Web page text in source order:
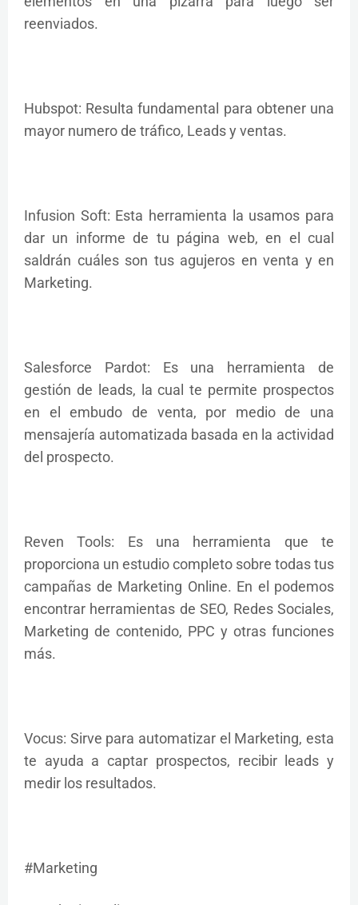
reenviados.
Hubspot: Resulta fundamental para obtener una
mayor numero de tráfico, Leads y ventas.
Infusion Soft: Esta herramienta la usamos para
dar un informe de tu página web, en el cual
saldrán cuáles son tus agujeros en venta y en
Marketing.
Salesforce Pardot: Es una herramienta de
gestión de leads, la cual te permite prospectos
en el embudo de venta, por medio de una
mensajería automatizada basada en la actividad
del prospecto.
Reven Tools: Es una herramienta que te
proporciona un estudio completo sobre todas tus
campañas de Marketing Online. En el podemos
encontrar herramientas de SEO, Redes Sociales,
Marketing de contenido, PPC y otras funciones
más.
Vocus: Sirve para automatizar el Marketing, esta
te ayuda a captar prospectos, recibir leads y
medir los resultados.
#Marketing